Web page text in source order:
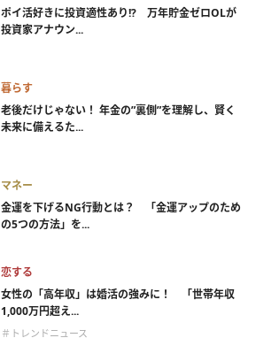
ポイ活好きに投資適性あり!? 万年貯金ゼロOLが
投資家アナウン...
暮らす
老後だけじゃない！ 年金の”裏側”を理解し、賢く
未来に備えるた...
マネー
金運を下げるNG行動とは？ 「金運アップのため
の5つの方法」を...
恋する
女性の「高年収」は婚活の強みに！ 「世帯年収
1,000万円超え...
＃トレンドニュース